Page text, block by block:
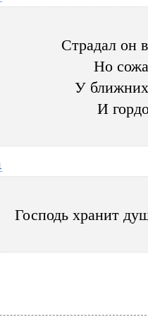
Страдал он
Но
У
И
Господь хранит